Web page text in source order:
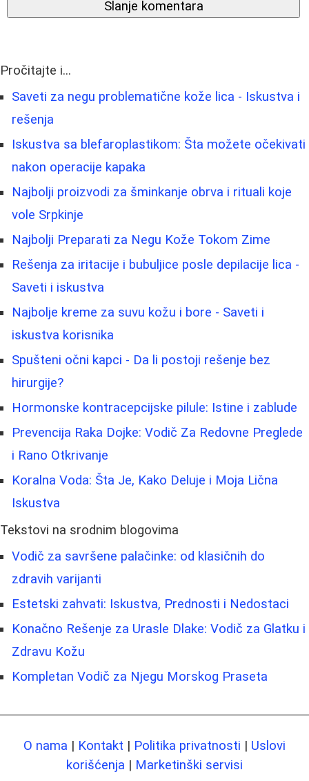
Slanje komentara
Pročitajte i...
Saveti za negu problematične kože lica - Iskustva i
rešenja
Iskustva sa blefaroplastikom: Šta možete očekivati
nakon operacije kapaka
Najbolji proizvodi za šminkanje obrva i rituali koje
vole Srpkinje
Najbolji Preparati za Negu Kože Tokom Zime
Rešenja za iritacije i bubuljice posle depilacije lica -
Saveti i iskustva
Najbolje kreme za suvu kožu i bore - Saveti i
iskustva korisnika
Spušteni očni kapci - Da li postoji rešenje bez
hirurgije?
Hormonske kontracepcijske pilule: Istine i zablude
Prevencija Raka Dojke: Vodič Za Redovne Preglede
i Rano Otkrivanje
Koralna Voda: Šta Je, Kako Deluje i Moja Lična
Iskustva
Tekstovi na srodnim blogovima
Vodič za savršene palačinke: od klasičnih do
zdravih varijanti
Estetski zahvati: Iskustva, Prednosti i Nedostaci
Konačno Rešenje za Urasle Dlake: Vodič za Glatku i
Zdravu Kožu
Kompletan Vodič za Njegu Morskog Praseta
O nama | Kontakt | Politika privatnosti | Uslovi
korišćenja | Marketinški servisi